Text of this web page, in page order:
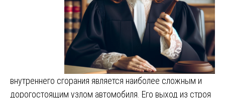
внутреннего сгорания является наиболее сложным и
дорогостоящим узлом автомобиля. Его выход из строя